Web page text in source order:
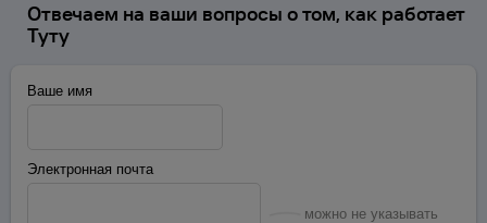
Отвечаем на ваши вопросы о том, как работает
Туту
Ваше имя
Электронная почта
можно не указывать